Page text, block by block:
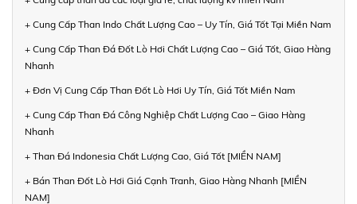
+ Cung Cấp Than Indo Chất Lượng Cao – Uy Tín, Giá Tốt Tại Miền Nam
+ Cung Cấp Than Đá Đốt Lò Hơi Chất Lượng Cao – Giá Tốt, Giao Hàng
Nhanh
+ Đơn Vị Cung Cấp Than Đốt Lò Hơi Uy Tín, Giá Tốt Miền Nam
+ Cung Cấp Than Đá Công Nghiệp Chất Lượng Cao – Giao Hàng
Nhanh
+ Than Đá Indonesia Chất Lượng Cao, Giá Tốt [MIỀN NAM]
+ Bán Than Đốt Lò Hơi Giá Cạnh Tranh, Giao Hàng Nhanh [MIỀN
NAM]